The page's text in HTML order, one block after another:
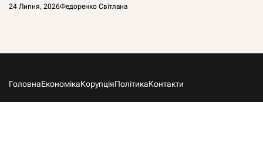
24 Липня, 2026Федоренко Світлана
ГоловнаЕкономікаКорупціяПолітикаКонтакти